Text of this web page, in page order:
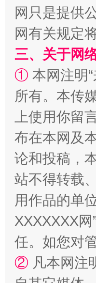
事关残疾人
规模最大的光氢
网只是提供
网有关规定
三、关于网
① 本网注明
所有。本传
上使用你留
布在本网及
论和投稿，
站不得转载
用作品的单
XXXXXXX
任。如您对
② 凡本网注